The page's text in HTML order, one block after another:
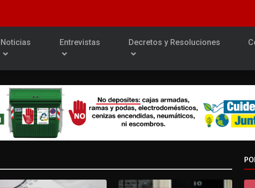
Noticias Entrevistas Decretos y Resoluciones